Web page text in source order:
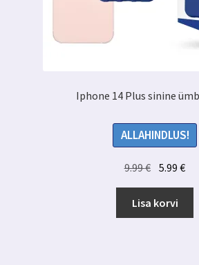
Iphone 14 Plus sinine
ALLAHINDLUS!
9.99€ Algne
oli:
9.99 €.
5.99€
Lisa korvi